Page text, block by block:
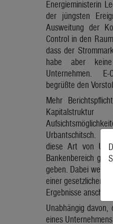
Energieministerin
der jüngsten
Ausweitung der
Control in den
dass der
habe aber
Unternehmen. E-
begrüßte den
Mehr
Urbantschitsch.
diese Art von
Bankenbereich
geben. Dabei
einer gesetzlichen
Ergebnisse
Unabhängig
eines